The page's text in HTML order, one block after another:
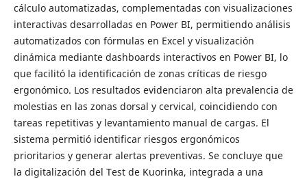
cálculo automatizadas, complementadas con visualizaciones
interactivas desarrolladas en Power BI, permitiendo análisis
automatizados con fórmulas en Excel y visualización
dinámica mediante dashboards interactivos en Power BI, lo
que facilitó la identificación de zonas críticas de riesgo
ergonómico. Los resultados evidenciaron alta prevalencia de
molestias en las zonas dorsal y cervical, coincidiendo con
tareas repetitivas y levantamiento manual de cargas. El
sistema permitió identificar riesgos ergonómicos
prioritarios y generar alertas preventivas. Se concluye que
la digitalización del Test de Kuorinka, integrada a una